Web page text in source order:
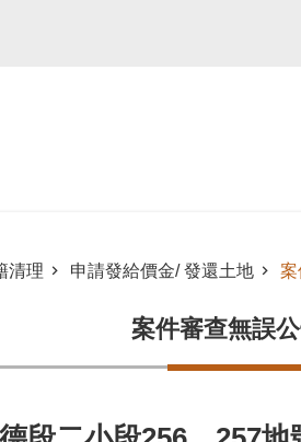
清理 申請發給價金/ 發還土地 案
案件審查無誤